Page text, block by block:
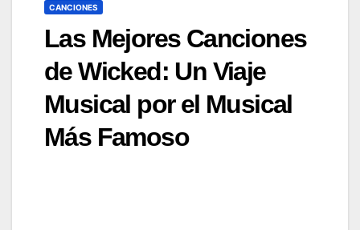
CANCIONES
Las Mejores Canciones
de Wicked: Un Viaje
Musical por el Musical
Más Famoso